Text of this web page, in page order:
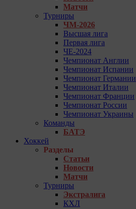
Матчи
Турниры
ЧМ-2026
Высшая лига
Первая лига
ЧЕ-2024
Чемпионат Англии
Чемпионат Испании
Чемпионат Германии
Чемпионат Италии
Чемпионат Франции
Чемпионат России
Чемпионат Украины
Команды
БАТЭ
Хоккей
Разделы
Статьи
Новости
Матчи
Турниры
Экстралига
КХЛ